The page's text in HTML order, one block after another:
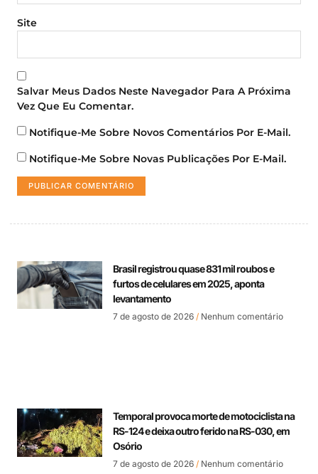
Site
Salvar Meus Dados Neste Navegador Para A Próxima
Vez Que Eu Comentar.
Notifique-Me Sobre Novos Comentários Por E-Mail.
Notifique-Me Sobre Novas Publicações Por E-Mail.
Brasil registrou quase 831 mil roubos e
furtos de celulares em 2025, aponta
levantamento
7 de agosto de 2026 Nenhum comentário
Temporal provoca morte de motociclista na
RS-124 e deixa outro ferido na RS-030, em
Osório
7 de agosto de 2026 Nenhum comentário